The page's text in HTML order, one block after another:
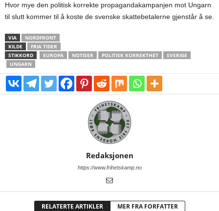
Hvor mye den politisk korrekte propagandakampanjen mot Ungarn
til slutt kommer til å koste de svenske skattebetalerne gjenstår å se.
VIA
NORDFRONT
KILDE
FRIA TIDER
STIKKORD
EUROPA NOTISER POLITISK KORREKTHET
SVERIGE
UNGARN
Redaksjonen
https://www.frihetskamp.no
RELATERTE ARTIKLER MER FRA FORFATTER